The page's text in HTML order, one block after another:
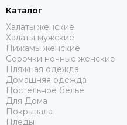
Каталог
Халаты женские
Халаты мужские
Пижамы женские
Сорочки ночные женские
Пляжная одежда
Домашняя одежда
Постельное белье
Для Дома
Покрывала
Пледы